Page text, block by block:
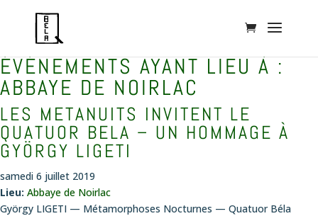
ÉVÉNEMENTS AYANT LIEU À :
ABBAYE DE NOIRLAC
LES METANUITS INVITENT LE
QUATUOR BELA – UN HOMMAGE À
GYÖRGY LIGETI
samedi 6 juillet 2019
Lieu: Abbaye de Noirlac
György LIGETI — Métamorphoses Nocturnes — Quatuor Béla